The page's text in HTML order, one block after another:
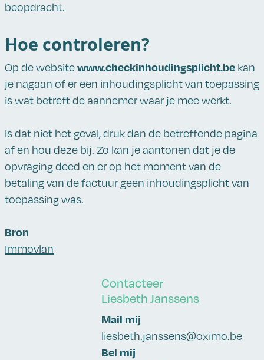
beopdracht.
Hoe controleren?
Op de websitewww.checkinhoudingsplicht.be kan
je nagaan of er een inhoudingsplicht van toepassing
is wat betreft de aannemer waar je mee werkt.
Is dat niet het geval, druk dan de betreffende pagina
af en hou deze bij. Zo kan je aantonen dat je de
opvraging deed en er op het moment van de
betaling van de factuur geen inhoudingsplicht van
toepassing was.
Bron
Immovlan
Contacteer
Liesbeth Janssens
Mail mij
liesbeth.janssens@oximo.be
Bel mij